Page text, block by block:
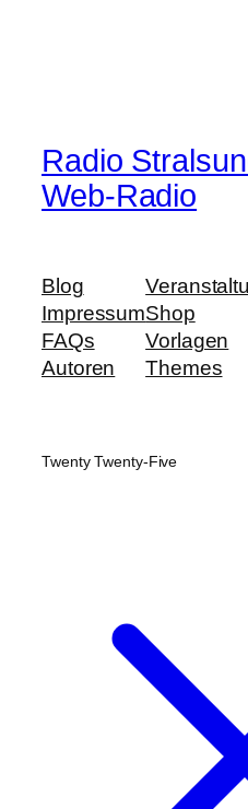
Radio
Web-Radio
Blog
Impressum
FAQs
Autoren
Shop
Vorlagen
Themes
Twenty Twenty-Five